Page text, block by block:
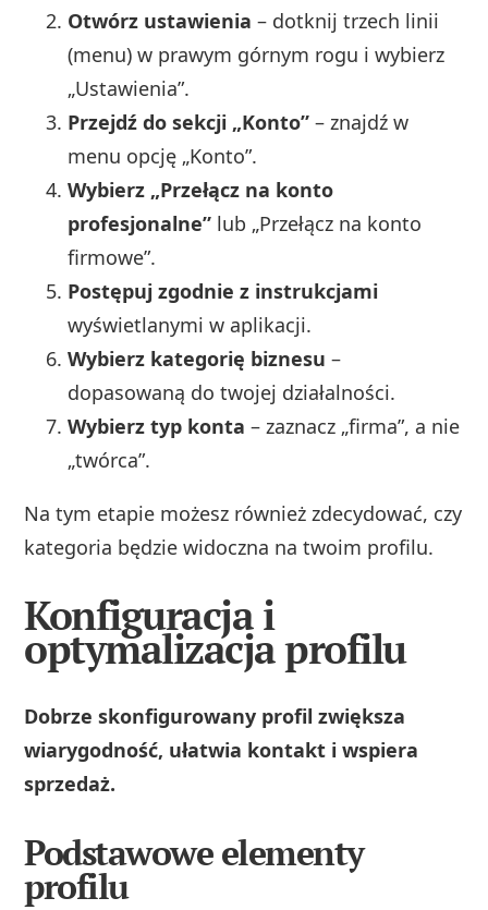
Otwórz ustawienia – dotknij trzech linii
(menu) w prawym górnym rogu i wybierz
„Ustawienia”.
Przejdź do sekcji „Konto” – znajdź w
menu opcję „Konto”.
Wybierz „Przełącz na konto
profesjonalne” lub „Przełącz na konto
firmowe”.
Postępuj zgodnie z instrukcjami
wyświetlanymi w aplikacji.
Wybierz kategorię biznesu –
dopasowaną do twojej działalności.
Wybierz typ konta – zaznacz „firma”, a nie
„twórca”.
Na tym etapie możesz również zdecydować, czy
kategoria będzie widoczna na twoim profilu.
Konfiguracja i
optymalizacja profilu
Dobrze skonfigurowany profil zwiększa
wiarygodność, ułatwia kontakt i wspiera
sprzedaż.
Podstawowe elementy
profilu